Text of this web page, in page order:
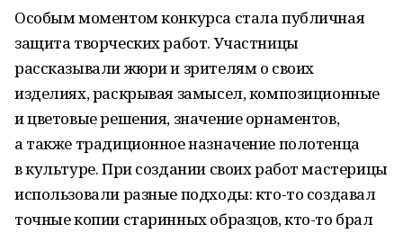
Особым моментом конкурса стала публичная
защита творческих работ. Участницы
рассказывали жюри и зрителям о своих
изделиях, раскрывая замысел, композиционные
и цветовые решения, значение орнаментов,
а также традиционное назначение полотенца
в культуре. При создании своих работ мастерицы
использовали разные подходы: кто-то создавал
точные копии старинных образцов, кто-то брал